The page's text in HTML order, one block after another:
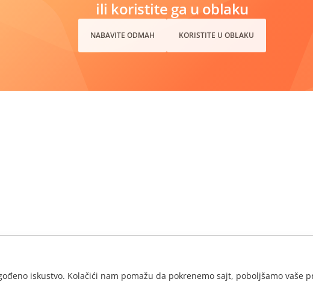
ili koristite ga u oblaku
NABAVITE ODMAH KORISTITE U OBLAKU
iskustvo. Kolačići nam pomažu da pokrenemo sajt, poboljšamo vaše